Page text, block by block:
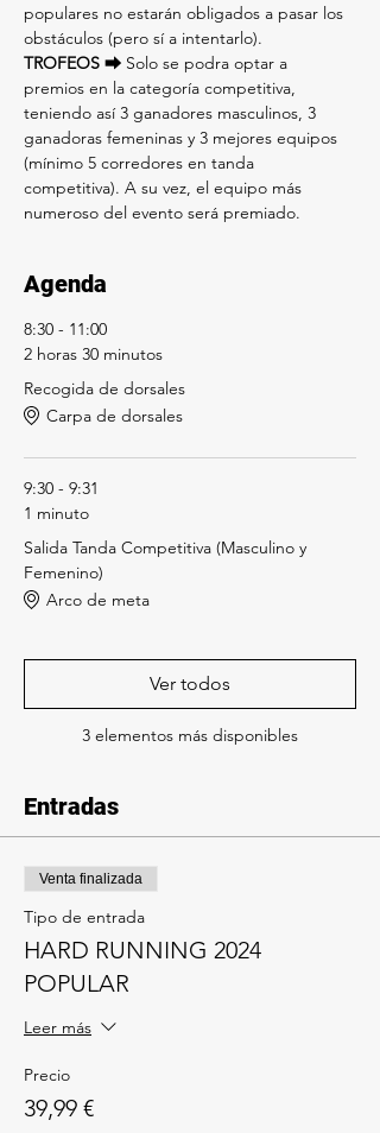
populares no estarán obligados a pasar los
obstáculos (pero sí a intentarlo).
TROFEOS ⮕ Solo se podra optar a
premios en la categoría competitiva,
teniendo así 3 ganadores masculinos, 3
ganadoras femeninas y 3 mejores equipos
(mínimo 5 corredores en tanda
competitiva). A su vez, el equipo más
numeroso del evento será premiado.
Agenda
8:30 - 11:00
2 horas 30 minutos
Recogida de dorsales
Carpa de dorsales
9:30 - 9:31
1 minuto
Salida Tanda Competitiva (Masculino y
Femenino)
Arco de meta
3 elementos más disponibles
Ver todos
Entradas
Venta finalizada
Tipo de entrada
HARD RUNNING 2024
POPULAR
Leer más
Precio
39,99 €